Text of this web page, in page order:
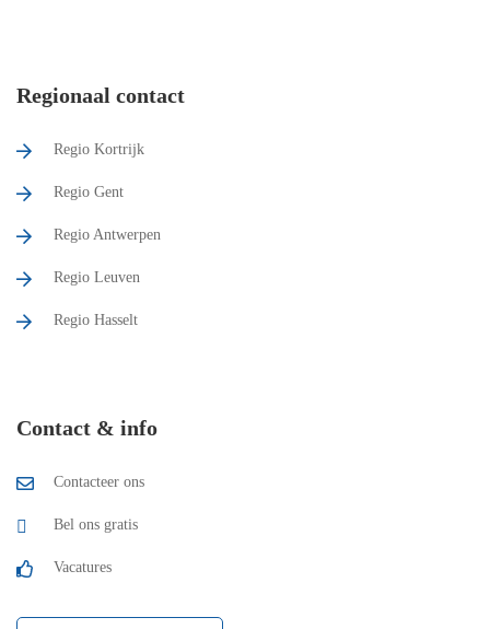
Regionaal contact
Regio Kortrijk
Regio Gent
Regio Antwerpen
Regio Leuven
Regio Hasselt
Contact & info
Contacteer ons
Bel ons gratis
Vacatures